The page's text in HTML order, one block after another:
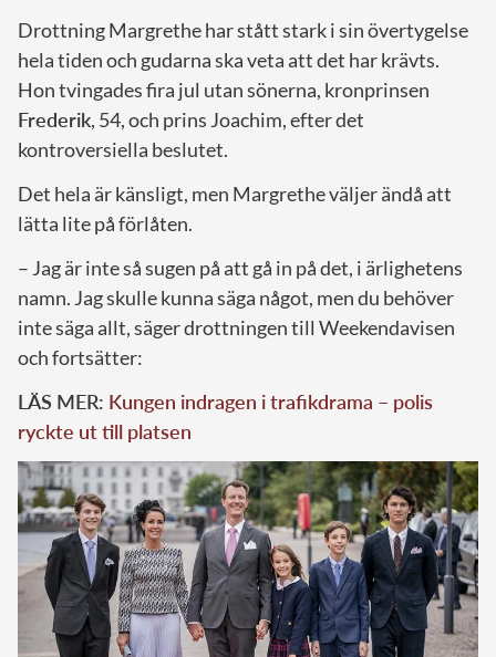
Drottning Margrethe har stått stark i sin övertygelse
hela tiden och gudarna ska veta att det har krävts.
Hon tvingades fira jul utan sönerna, kronprinsen
Frederik, 54, och prins Joachim, efter det
kontroversiella beslutet.
Det hela är känsligt, men Margrethe väljer ändå att
lätta lite på förlåten.
– Jag är inte så sugen på att gå in på det, i ärlighetens
namn. Jag skulle kunna säga något, men du behöver
inte säga allt, säger drottningen till Weekendavisen
och fortsätter:
LÄS MER: Kungen indragen i trafikdrama – polis
ryckte ut till platsen